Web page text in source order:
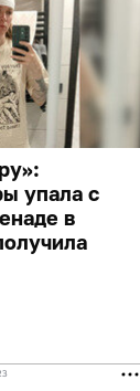
упала с
в